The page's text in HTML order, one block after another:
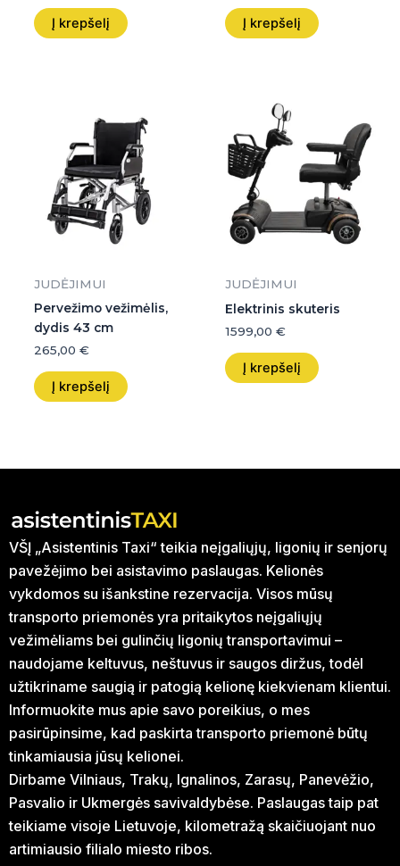
Į krepšelį Į krepšelį
JUDĖJIMUI
Pervežimo vežimėlis,
dydis 43 cm
265,00 €
Į krepšelį
JUDĖJIMUI
Elektrinis skuteris
1599,00 €
Į krepšelį
VŠĮ „Asistentinis Taxi“ teikia neįgaliųjų, ligonių ir senjorų
pavežėjimo bei asistavimo paslaugas. Kelionės
vykdomos su išankstine rezervacija. Visos mūsų
transporto priemonės yra pritaikytos neįgaliųjų
vežimėliams bei gulinčių ligonių transportavimui –
naudojame keltuvus, neštuvus ir saugos diržus, todėl
užtikriname saugią ir patogią kelionę kiekvienam klientui.
Informuokite mus apie savo poreikius, o mes
pasirūpinsime, kad paskirta transporto priemonė būtų
tinkamiausia jūsų kelionei.
Dirbame Vilniaus, Trakų, Ignalinos, Zarasų, Panevėžio,
Pasvalio ir Ukmergės savivaldybėse. Paslaugas taip pat
teikiame visoje Lietuvoje, kilometražą skaičiuojant nuo
artimiausio filialo miesto ribos.